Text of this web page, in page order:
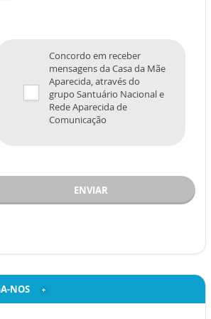
Concordo em receber
mensagens da Casa da Mãe
Aparecida, através do
grupo Santuário Nacional e
Rede Aparecida de
Comunicação
ENVIAR
NOS